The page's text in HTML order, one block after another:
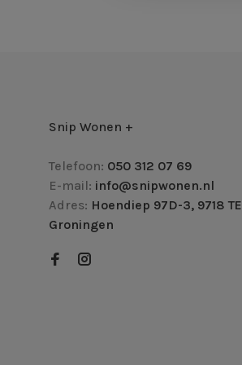
Snip Wonen +
Telefoon: 050 312 07 69
E-mail: info@snipwonen.nl
Adres: Hoendiep 97D-3, 9718 TE
Groningen